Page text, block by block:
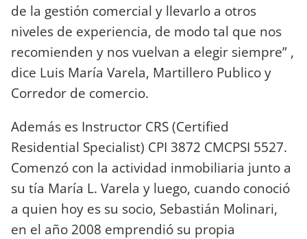
de la gestión comercial y llevarlo a otros
niveles de experiencia, de modo tal que nos
recomienden y nos vuelvan a elegir siempre” ,
dice Luis María Varela, Martillero Publico y
Corredor de comercio.
Además es Instructor CRS (Certified
Residential Specialist) CPI 3872 CMCPSI 5527.
Comenzó con la actividad inmobiliaria junto a
su tía María L. Varela y luego, cuando conoció
a quien hoy es su socio, Sebastián Molinari,
en el año 2008 emprendió su propia